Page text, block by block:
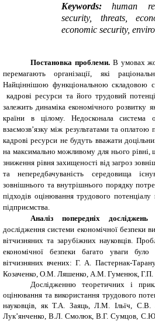
Keywords:human
security, threats,
economic security,
Постановка проблеми. В умовах
перемагають організації, які
Найціннішою функціональною складовою
кадрові ресурси та його трудовий
залежить динаміка економічного розвитку
країни в цілому. Недосконала система
взаємозв’язку між результатами та
кадрові ресурси не будуть вважати
на максимально можливому для нього
зниження рівня захищеності від загроз
та непередбачуваність середовища
зовнішнього та внутрішнього порядку
підходів оцінювання трудового
підприємства.
Аналіз попередніх
дослідження системи економічної безпеки
вітчизняних та зарубіжних науковців.
економічної безпеки багато уваги
вітчизняних вчених: Г. А. Пастернак-
Козаченко, О.М. Ляшенко, А.М. Гуменюк, Г.П.
Дослідженню теоретичних і
оцінювання та використання трудового
науковців, як Т.А. Заяць, Л.М. Ільїч, С.В.
Лук’янченко, В.Л. Смолюк, В.Г. Сумцов, С.Ю.